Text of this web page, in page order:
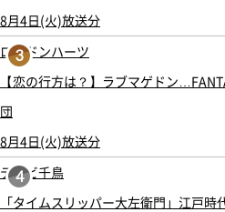
8月4日(火)放送分
3
ロンドンハーツ
【恋の行方は？】ラブマゲドン
団
8月4日(火)放送分
4
テレビ千鳥
「タイムスリッパー大左衛門」江戸